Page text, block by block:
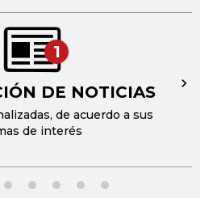
1
DE NOTICIAS
de acuerdo a sus
de interés
→